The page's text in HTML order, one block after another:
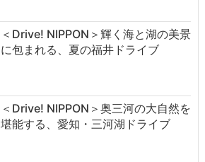
＜Drive! NIPPON＞輝く海と湖の美景
に包まれる、夏の福井ドライブ
＜Drive! NIPPON＞奥三河の大自然を
堪能する、愛知・三河湖ドライブ